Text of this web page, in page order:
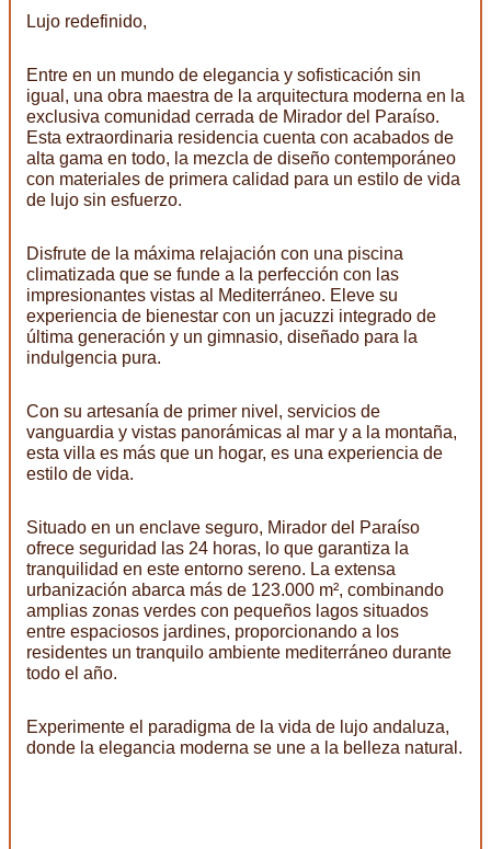
Lujo redefinido,
Entre en un mundo de elegancia y sofisticación sin
igual, una obra maestra de la arquitectura moderna en la
exclusiva comunidad cerrada de Mirador del Paraíso.
Esta extraordinaria residencia cuenta con acabados de
alta gama en todo, la mezcla de diseño contemporáneo
con materiales de primera calidad para un estilo de vida
de lujo sin esfuerzo.
Disfrute de la máxima relajación con una piscina
climatizada que se funde a la perfección con las
impresionantes vistas al Mediterráneo. Eleve su
experiencia de bienestar con un jacuzzi integrado de
última generación y un gimnasio, diseñado para la
indulgencia pura.
Con su artesanía de primer nivel, servicios de
vanguardia y vistas panorámicas al mar y a la montaña,
esta villa es más que un hogar, es una experiencia de
estilo de vida.
Situado en un enclave seguro, Mirador del Paraíso
ofrece seguridad las 24 horas, lo que garantiza la
tranquilidad en este entorno sereno. La extensa
urbanización abarca más de 123.000 m², combinando
amplias zonas verdes con pequeños lagos situados
entre espaciosos jardines, proporcionando a los
residentes un tranquilo ambiente mediterráneo durante
todo el año.
Experimente el paradigma de la vida de lujo andaluza,
donde la elegancia moderna se une a la belleza natural.